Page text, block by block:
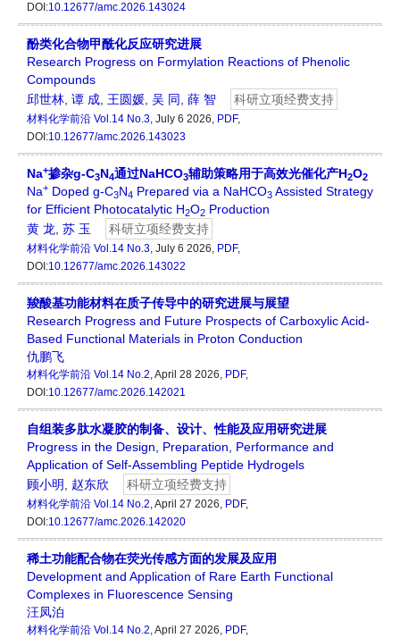
DOI:10.12677/amc.2026.143024
酚类化合物甲酰化反应研究进展
Research Progress on Formylation Reactions of Phenolic
Compounds
邱世林 谭 成 王圆媛 吴 同 薛 智 科研立项经费支持
材料化学前沿 Vol.14 No.3, July 6 2026, PDF,
DOI:10.12677/amc.2026.143023
Na+掺杂g-C3N4通过NaHCO3辅助策略用于高效光催化产H2O2
Na+ Doped g-C3N4 Prepared via a NaHCO3 Assisted Strategy
for Efficient Photocatalytic H2O2 Production
黄 龙 苏 玉 科研立项经费支持
材料化学前沿 Vol.14 No.3, July 6 2026, PDF,
DOI:10.12677/amc.2026.143022
羧酸基功能材料在质子传导中的研究进展与展望
Research Progress and Future Prospects of Carboxylic Acid-
Based Functional Materials in Proton Conduction
仇鹏飞
材料化学前沿 Vol.14 No.2, April 28 2026, PDF,
DOI:10.12677/amc.2026.142021
自组装多肽水凝胶的制备、设计、性能及应用研究进展
Progress in the Design, Preparation, Performance and
Application of Self-Assembling Peptide Hydrogels
顾小明
赵东欣 科研立项经费支持
材料化学前沿 Vol.14 No.2, April 27 2026, PDF,
DOI:10.12677/amc.2026.142020
稀土功能配合物在荧光传感方面的发展及应用
Development and Application of Rare Earth Functional
Complexes in Fluorescence Sensing
汪凤泊
材料化学前沿 Vol.14 No.2, April 27 2026, PDF,